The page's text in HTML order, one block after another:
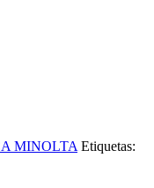
MINOLTA Etiquetas: